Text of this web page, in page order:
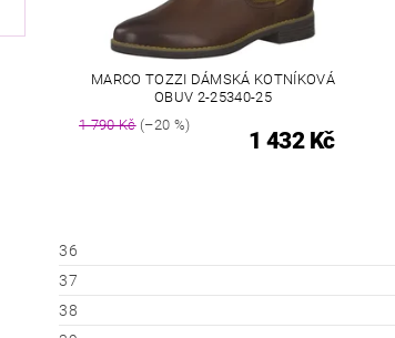
MARCO TOZZI DÁMSKÁ KOTNÍKOVÁ
OBUV 2-25340-25
1 790 Kč(–20 %)
1 432 Kč
36
37
38